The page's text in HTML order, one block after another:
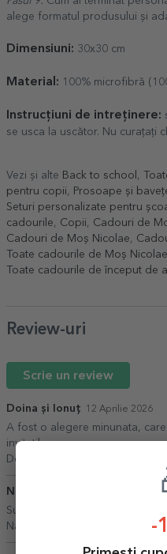
alege formatul produsului și
Dimensiuni: 30x30 cm
Material: 100% microfibră
Instrucțiuni de intreținere:
se usca la uscător. Nu curațați
Vezi și alte Back to school ,
pentru copii, Prosoape și
Seturi personalizate pentru
cadourile, Copii, Cadouri de
Cadouri de Moș Nicolae,
Toate cadourile de Moș Nicolae
Toate cadourile de început de
Review-uri
Scrie un review
Doina și Ionuț 12 Aprilie 2026
A fost o alegere minunata,
invitaților.
Doina și Ionuț,
Narcisa Stefania
Super Profi, super mulțumită de
Narcisa Stefania,
-